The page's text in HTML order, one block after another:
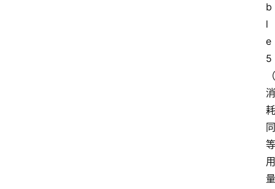
b
l
e
5
（
消
耗
同
等
用
量